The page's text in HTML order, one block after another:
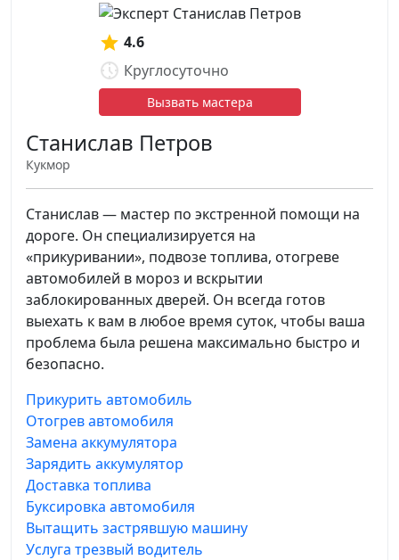
4.6
Круглосуточно
Вызвать мастера
Станислав Петров
Кукмор
Станислав — мастер по экстренной помощи на
дороге. Он специализируется на
«прикуривании», подвозе топлива, отогреве
автомобилей в мороз и вскрытии
заблокированных дверей. Он всегда готов
выехать к вам в любое время суток, чтобы ваша
проблема была решена максимально быстро и
безопасно.
Прикурить автомобиль
Отогрев автомобиля
Замена аккумулятора
Зарядить аккумулятор
Доставка топлива
Буксировка автомобиля
Вытащить застрявшую машину
Услуга трезвый водитель